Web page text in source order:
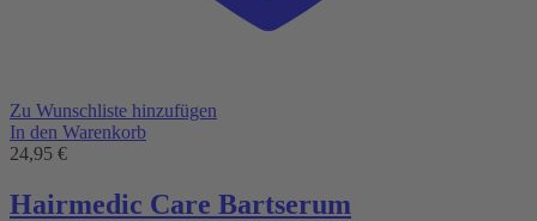
Zu Wunschliste hinzufügen
In den Warenkorb
24,95 €
Hairmedic Care Bartserum